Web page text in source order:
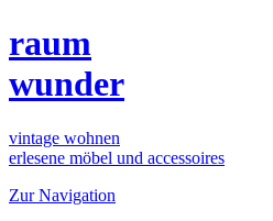
raum
wunder
vintage wohnen
erlesene möbel und accessoires
Zur Navigation